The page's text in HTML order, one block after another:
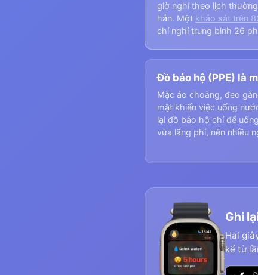
giờ nghỉ theo lịch
hẳn. Một khảo sát trên
chỉ nghỉ trung bình 26
Đồ bảo hộ (PPE) là
Mặc áo choàng, đeo
mặt khiến việc uống
lại đồ bảo hộ chỉ để
vừa lãng phí, nên nhiều
Ghi
Hai
kể từ